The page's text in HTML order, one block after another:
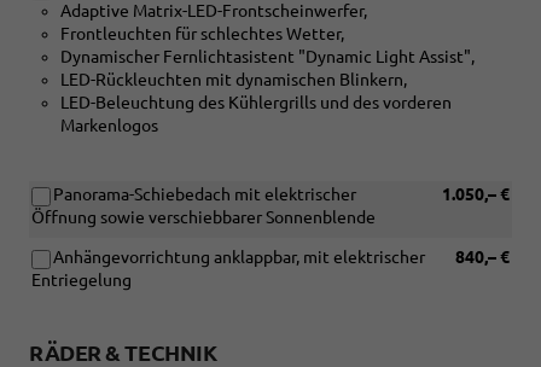
Adaptive Matrix-LED-Frontscheinwerfer,
Frontleuchten für schlechtes Wetter,
Dynamischer Fernlichtasistent "Dynamic Light Assist",
LED-Rückleuchten mit dynamischen Blinkern,
LED-Beleuchtung des Kühlergrills und des vorderen
Markenlogos
1.050,– €
Panorama-Schiebedach mit elektrischer
Öffnung sowie verschiebbarer Sonnenblende
840,– €
Anhängevorrichtung anklappbar, mit elektrischer
Entriegelung
RÄDER & TECHNIK